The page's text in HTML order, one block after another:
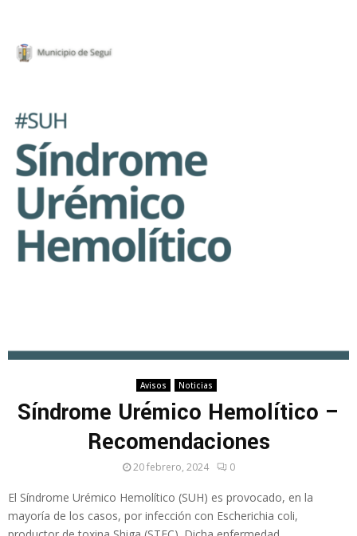
Avisos Noticias
Síndrome Urémico Hemolítico –
Recomendaciones
20 febrero, 2024 0
El Síndrome Urémico Hemolítico (SUH) es provocado, en la
mayoría de los casos, por infección con Escherichia coli,